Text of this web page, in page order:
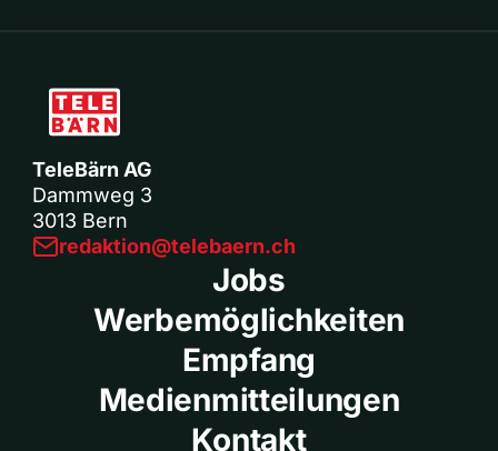
TeleBärn AG
Dammweg 3
3013 Bern
redaktion@telebaern.ch
Jobs
Werbemöglichkeiten
Empfang
Medienmitteilungen
Kontakt